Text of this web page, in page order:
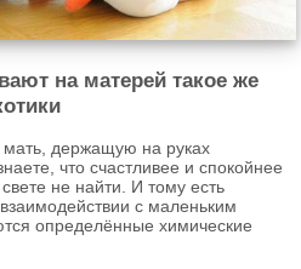
на матерей такое же
мать, держащую на руках
что счастливее и спокойнее
не найти. И тому есть
с маленьким
определённые химические